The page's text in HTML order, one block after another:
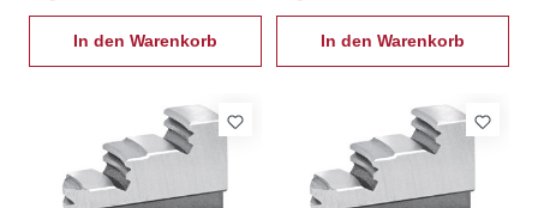
In den Warenkorb In den Warenkorb